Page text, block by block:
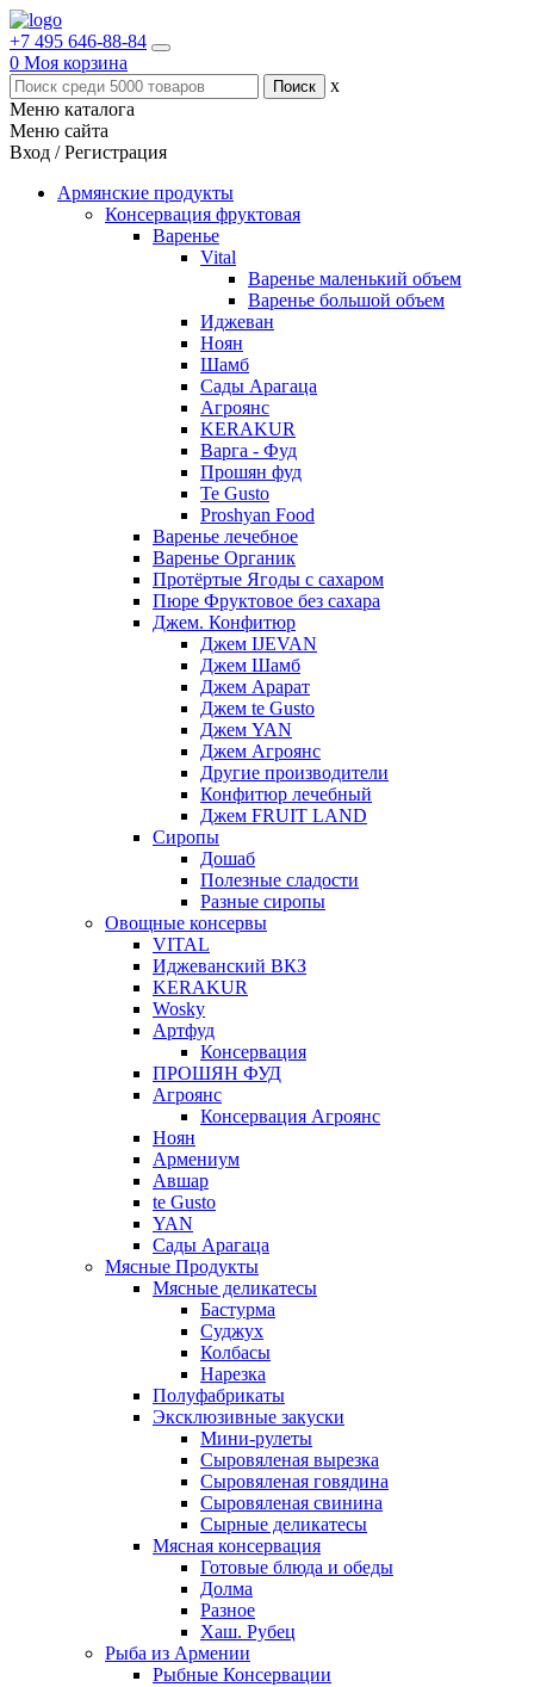
+7 495 646-88-84
0 Моя корзина
x
Меню каталога
Меню сайта
Вход / Регистрация
Армянские продукты
Консервация фруктовая
Варенье
Vital
Варенье маленький объем
Варенье большой объем
Иджеван
Ноян
Шамб
Сады Арагаца
Агроянс
KERAKUR
Варга - Фуд
Прошян фуд
Te Gusto
Proshyan Food
Варенье лечебное
Варенье Органик
Протёртые Ягоды с сахаром
Пюре Фруктовое без сахара
Джем. Конфитюр
Джем IJEVAN
Джем Шамб
Джем Арарат
Джем te Gusto
Джем YAN
Джем Агроянс
Другие производители
Конфитюр лечебный
Джем FRUIT LAND
Сиропы
Дошаб
Полезные сладости
Разные сиропы
Овощные консервы
VITAL
Иджеванский ВКЗ
KERAKUR
Wosky
Артфуд
Консервация
ПРОШЯН ФУД
Агроянс
Консервация Агроянс
Ноян
Армениум
Авшар
te Gusto
YAN
Сады Арагаца
Мясные Продукты
Мясные деликатесы
Бастурма
Суджух
Колбасы
Нарезка
Полуфабрикаты
Эксклюзивные закуски
Мини-рулеты
Сыровяленая вырезка
Сыровяленая говядина
Сыровяленая свинина
Сырные деликатесы
Мясная консервация
Готовые блюда и обеды
Долма
Разное
Хаш. Рубец
Рыба из Армении
Рыбные Консервации